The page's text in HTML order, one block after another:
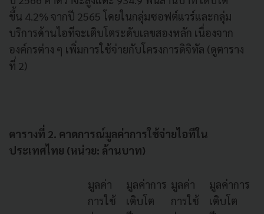
ขึ้น 4.2% จากปี 2565 โดยในกลุ่มซอฟต์แวร์และกลุ่ม
บริการด้านไอทีจะเติบโตระดับเลขสองหลัก เนื่องจาก
องค์กรต่าง ๆ เพิ่มการใช้จ่ายกับโครงการดิจิทัล (ดูตาราง
ที่ 2)
ตารางที่ 2. คาดการณ์มูลค่าการใช้จ่ายไอทีใน
ประเทศไทย (หน่วย: ล้านบาท)
มูลค่า
การใช้
มูลค่าการ
เติบโต
มูลค่า
การใช้
มูลค่าการ
เติบโต